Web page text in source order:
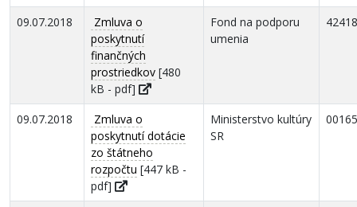
09.07.2018
Zmluva o
poskytnutí
finančných
prostriedkov [480
kB - pdf]
Fond na podporu
umenia
09.07.2018
Zmluva o
poskytnutí dotácie
zo štátneho
rozpočtu [447 kB -
pdf]
Ministerstvo kultúry
SR